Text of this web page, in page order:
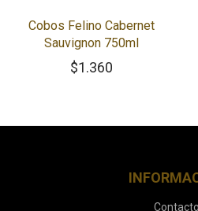
Cobos Felino Cabernet
Sauvignon 750ml
$1.360
Contacto